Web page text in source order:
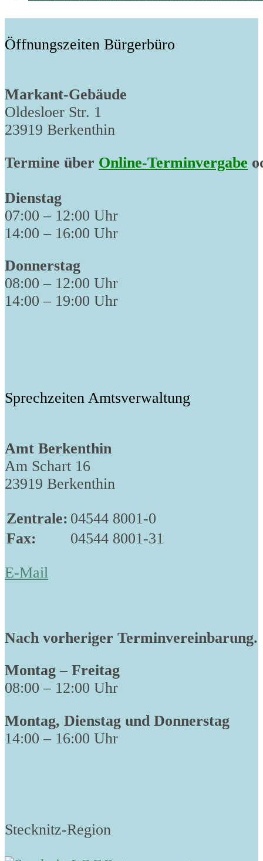
Öffnungszeiten Bürgerbüro
Markant-Gebäude
Oldesloer Str. 1
23919 Berkenthin
Termine über Online-Terminvergabe
Dienstag
07:00 – 12:00 Uhr
14:00 – 16:00 Uhr
Donnerstag
08:00 – 12:00 Uhr
14:00 – 19:00 Uhr
Sprechzeiten Amtsverwaltung
Amt Berkenthin
Am Schart 16
23919 Berkenthin
Zentrale: 04544 8001-0
Fax:
04544 8001-31
E-Mail
Nach vorheriger Terminvereinbarung.
Montag – Freitag
08:00 – 12:00 Uhr
Montag, Dienstag und Donnerstag
14:00 – 16:00 Uhr
Stecknitz-Region